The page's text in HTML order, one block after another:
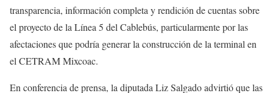
transparencia, información completa y rendición de cuentas sobre
el proyecto de la Línea 5 del Cablebús, particularmente por las
afectaciones que podría generar la construcción de la terminal en
el CETRAM Mixcoac.
En conferencia de prensa, la diputada Liz Salgado advirtió que las